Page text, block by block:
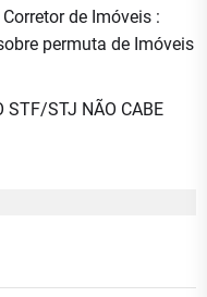
Corretor de Imóveis :
permuta de Imóveis
STF/STJ NÃO CABE